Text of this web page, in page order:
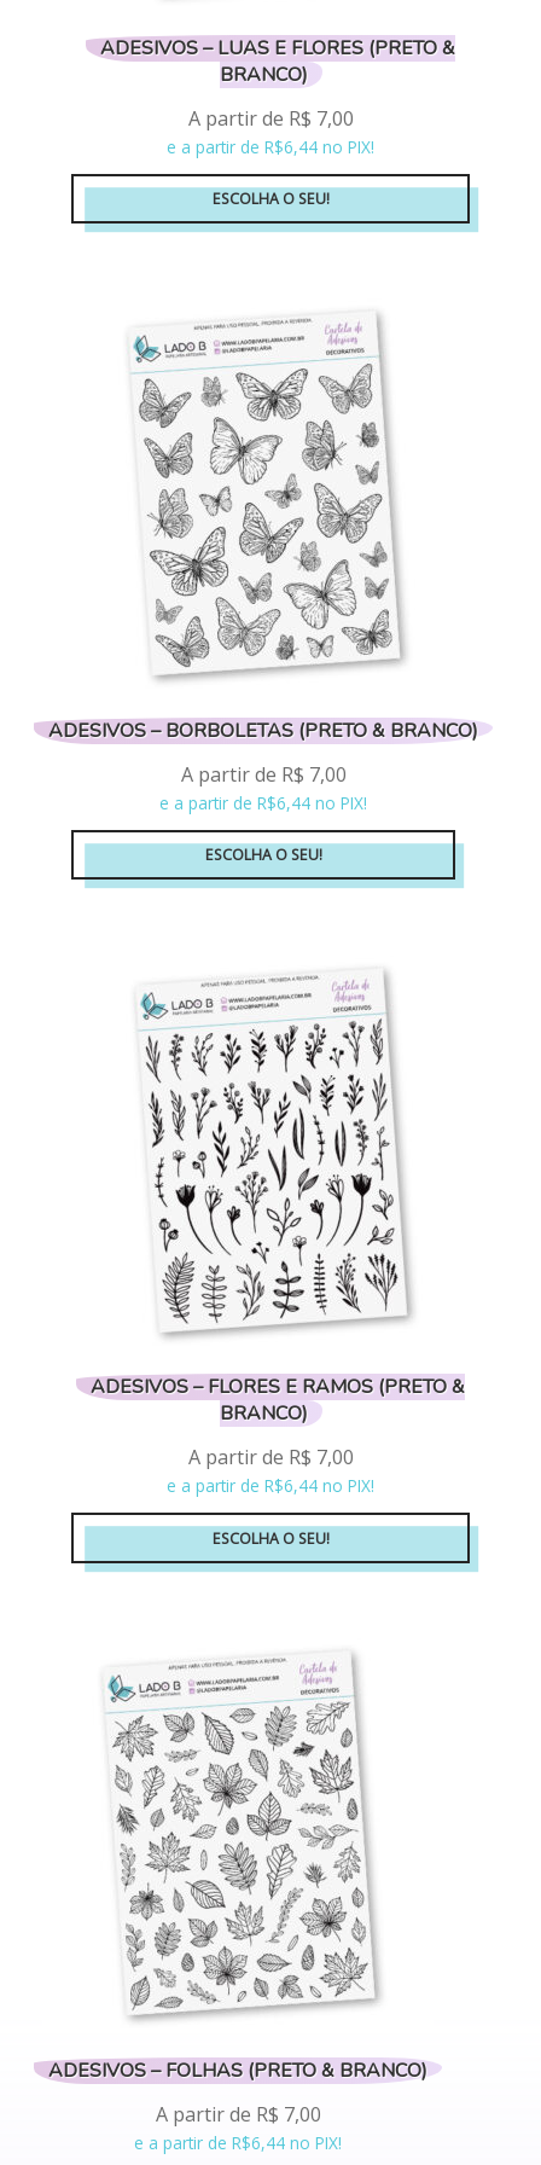
ADESIVOS – LUAS E FLORES (PRETO &
BRANCO)
A partir de R$ 7,00
e a partir de R$6,44 no PIX!
ESCOLHA O SEU!
Este
várias
variantes.
As
opções
podem
ser
escolhidas
na
página
do
produto
ADESIVOS – BORBOLETAS (PRETO & BRANCO)
A partir de R$ 7,00
e a partir de R$6,44 no PIX!
ESCOLHA O SEU!
Este
várias
variantes.
As
opções
podem
ser
escolhidas
na
página
do
produto
ADESIVOS – FLORES E RAMOS (PRETO &
BRANCO)
A partir de R$ 7,00
e a partir de R$6,44 no PIX!
ESCOLHA O SEU!
Este
várias
variantes.
As
opções
podem
ser
escolhidas
na
página
do
produto
ADESIVOS – FOLHAS (PRETO & BRANCO)
A partir de R$ 7,00
e a partir de R$6,44 no PIX!